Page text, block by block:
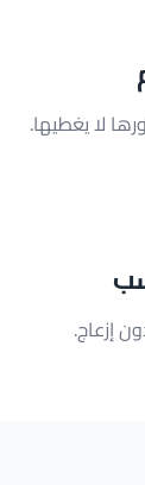
لا يغطيها.
إزعاج.